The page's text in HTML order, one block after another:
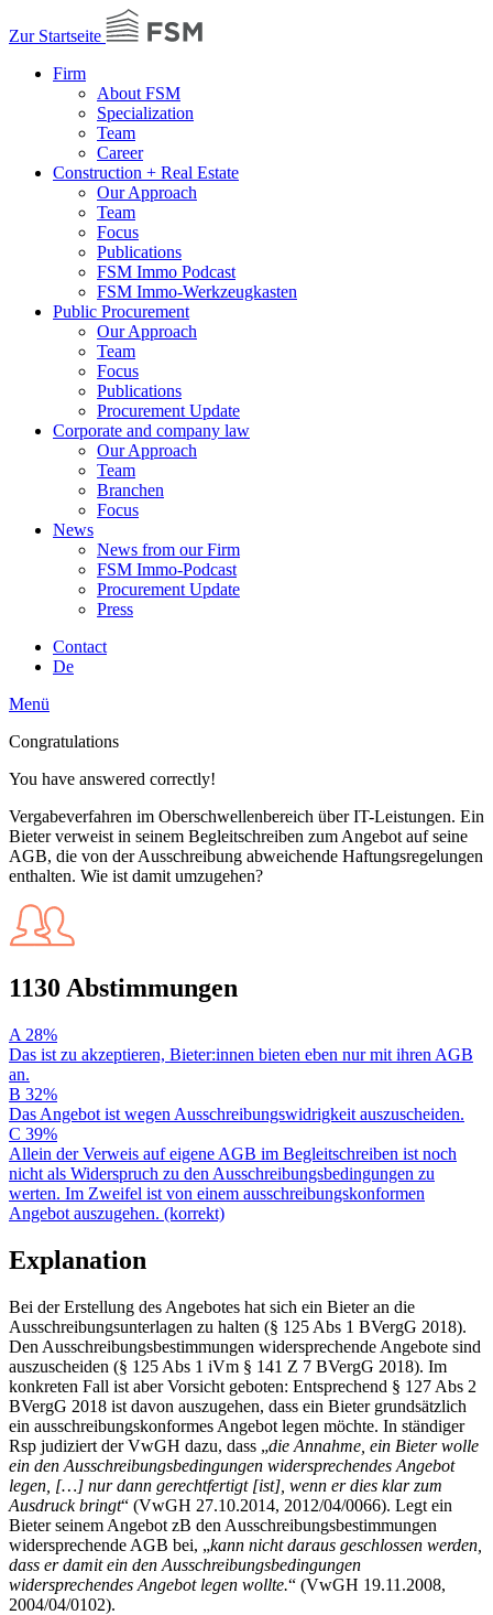
Zur Startseite
Firm
About FSM
Specialization
Team
Career
Construction + Real Estate
Our Approach
Team
Focus
Publications
FSM Immo Podcast
FSM Immo-Werkzeugkasten
Public Procurement
Our Approach
Team
Focus
Publications
Procurement Update
Corporate and company law
Our Approach
Team
Branchen
Focus
News
News from our Firm
FSM Immo-Podcast
Procurement Update
Press
Contact
De
Menü
Congratulations
You have answered correctly!
Vergabeverfahren im Oberschwellenbereich über IT-Leistungen. Ein
Bieter verweist in seinem Begleitschreiben zum Angebot auf seine
AGB, die von der Ausschreibung abweichende Haftungsregelungen
enthalten. Wie ist damit umzugehen?
1130 Abstimmungen
A 28%
Das ist zu akzeptieren, Bieter:innen bieten eben nur mit ihren AGB
an.
B 32%
Das Angebot ist wegen Ausschreibungswidrigkeit auszuscheiden.
C 39%
Allein der Verweis auf eigene AGB im Begleitschreiben ist noch
nicht als Widerspruch zu den Ausschreibungsbedingungen zu
werten. Im Zweifel ist von einem ausschreibungskonformen
Angebot auszugehen. (korrekt)
Explanation
Bei der Erstellung des Angebotes hat sich ein Bieter an die
Ausschreibungsunterlagen zu halten (§ 125 Abs 1 BVergG 2018).
Den Ausschreibungsbestimmungen widersprechende Angebote sind
auszuscheiden (§ 125 Abs 1 iVm § 141 Z 7 BVergG 2018). Im
konkreten Fall ist aber Vorsicht geboten: Entsprechend § 127 Abs 2
BVergG 2018 ist davon auszugehen, dass ein Bieter grundsätzlich
ein ausschreibungskonformes Angebot legen möchte. In ständiger
Rsp judiziert der VwGH dazu, dass „die Annahme, ein Bieter wolle
ein den Ausschreibungsbedingungen widersprechendes Angebot
legen, […] nur dann gerechtfertigt [ist], wenn er dies klar zum
Ausdruck bringt“ (VwGH 27.10.2014, 2012/04/0066). Legt ein
Bieter seinem Angebot zB den Ausschreibungsbestimmungen
widersprechende AGB bei, „kann nicht daraus geschlossen werden,
dass er damit ein den Ausschreibungsbedingungen
widersprechendes Angebot legen wollte.“ (VwGH 19.11.2008,
2004/04/0102).